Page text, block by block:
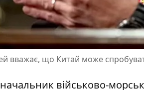
вважає, що Китай може
військово-